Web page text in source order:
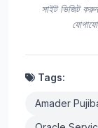
সাইট ভিজিট করুন
Tags:
Amader